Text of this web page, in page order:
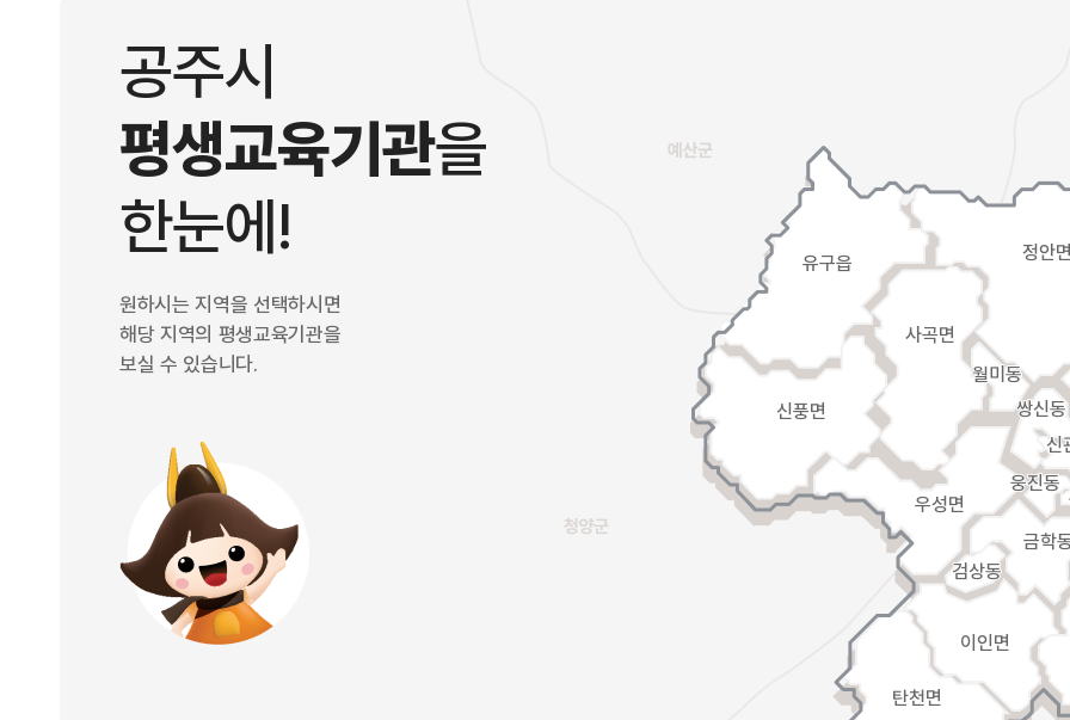
공주시
평생교육기관을
한눈에!
원하시는 지역을 선택하시면
해당 지역의 평생교육기관을
보실 수 있습니다.